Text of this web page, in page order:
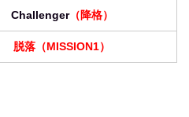
Challenger（降格）
脱落（MISSION1）